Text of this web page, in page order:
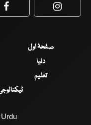
Facebook
صفحۂ اول
دنیا
تعلیم